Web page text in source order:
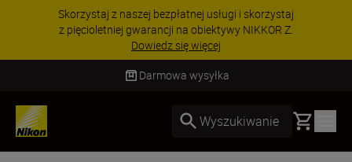
PROMOCJA NA AKCESORIA | Oszczędź 15% na
wybranych akcesoriach i skompletuj swój
zestaw już dzisiaj!KUP TERAZ
Darmowa wysyłka
Wyszukiwanie Basket